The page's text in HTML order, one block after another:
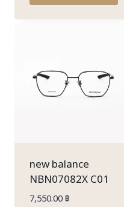
new balance
NBN07082X C01
7,550.00฿